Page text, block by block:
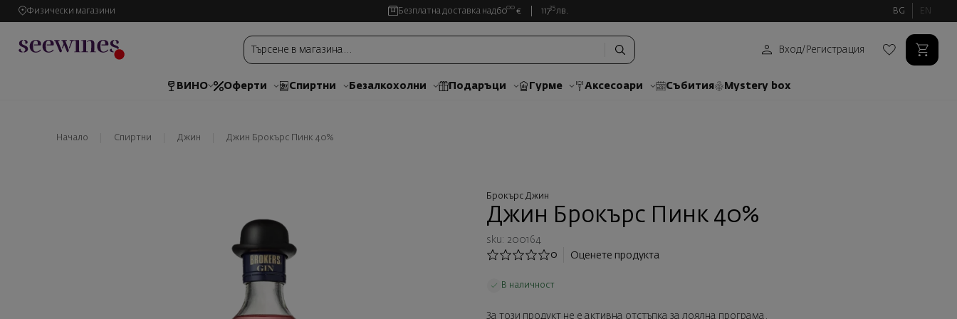
Физически магазини Безплатна доставка над6000 € 11735 лв. BG EN
Вход/ Регистрация
ВИНО Оферти Спиртни Безалкохолни Подаръци Гурме Аксесоари Събития Mystery box
Начало Спиртни Джин Джин Брокърс Пинк 40%
Брокърс Джин
Джин Брокърс Пинк 40%
sku: 200164
0
Оценете продукта
В наличност
За този продукт не е активна отстъпка за лоялна програма.